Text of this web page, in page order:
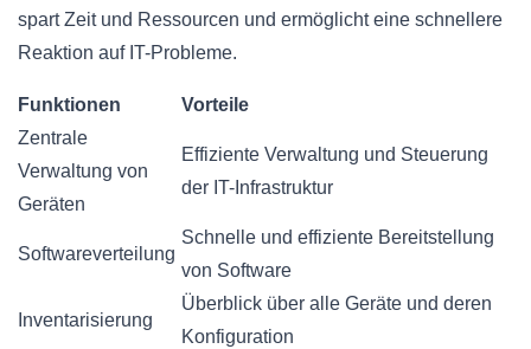
spart Zeit und Ressourcen und ermöglicht eine schnellere
Reaktion auf IT-Probleme.
Funktionen
Vorteile
Zentrale
Verwaltung von
Geräten
Effiziente Verwaltung und Steuerung
der IT-Infrastruktur
Softwareverteilung
Schnelle und effiziente Bereitstellung
von Software
Inventarisierung
Überblick über alle Geräte und deren
Konfiguration